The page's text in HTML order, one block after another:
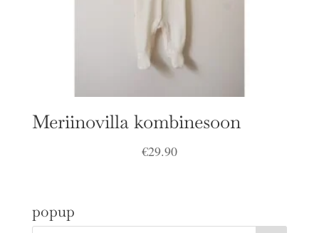
Meriinovilla kombinesoon
€29.90
popup